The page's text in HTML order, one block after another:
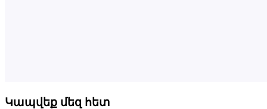
Կապվեք մեզ հետ